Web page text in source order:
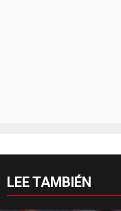
LEE TAMBIÉN